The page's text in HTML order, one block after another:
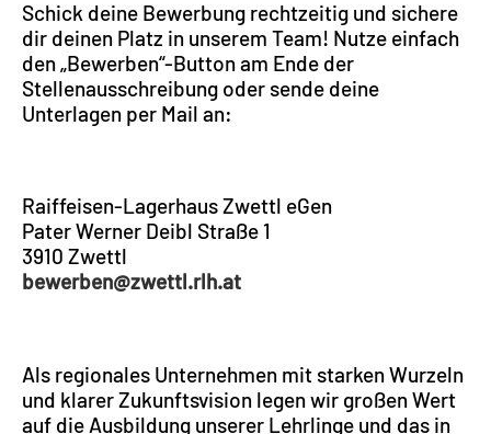
Schick deine Bewerbung rechtzeitig und sichere
dir deinen Platz in unserem Team! Nutze einfach
den „Bewerben“-Button am Ende der
Stellenausschreibung oder sende deine
Unterlagen per Mail an:
Raiffeisen-Lagerhaus Zwettl eGen
Pater Werner Deibl Straße 1
3910 Zwettl
bewerben@zwettl.rlh.at
Als regionales Unternehmen mit starken Wurzeln
und klarer Zukunftsvision legen wir großen Wert
auf die Ausbildung unserer Lehrlinge und das in